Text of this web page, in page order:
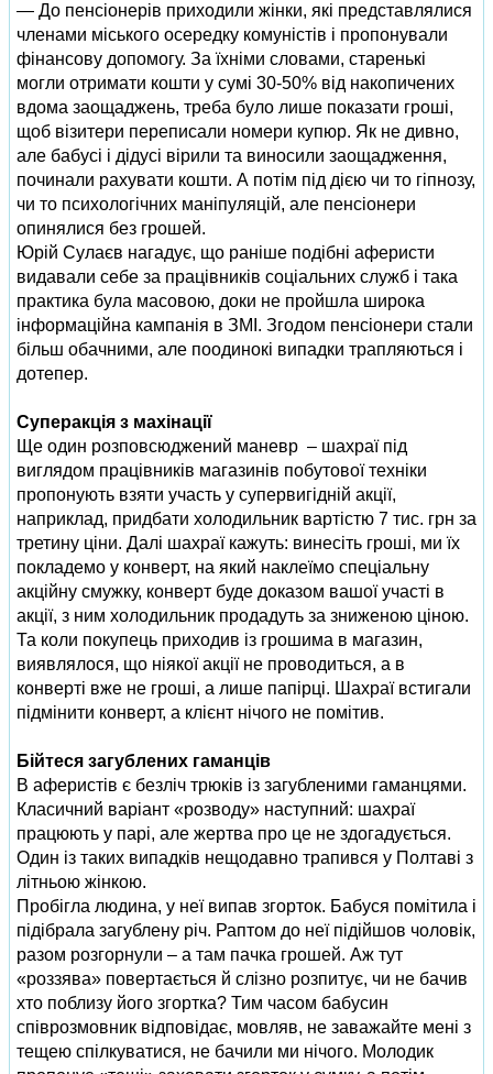
— До пенсіонерів приходили жінки, які представлялися
членами міського осередку комуністів і пропонували
фінансову допомогу. За їхніми словами, старенькі
могли отримати кошти у сумі 30-50% від накопичених
вдома заощаджень, треба було лише показати гроші,
щоб візитери переписали номери купюр. Як не дивно,
але бабусі і дідусі вірили та виносили заощадження,
починали рахувати кошти. А потім під дією чи то гіпнозу,
чи то психологічних маніпуляцій, але пенсіонери
опинялися без грошей.
Юрій Сулаєв нагадує, що раніше подібні аферисти
видавали себе за працівників соціальних служб і така
практика була масовою, доки не пройшла широка
інформаційна кампанія в ЗМІ. Згодом пенсіонери стали
більш обачними, але поодинокі випадки трапляються і
дотепер.
Суперакція з махінації
Ще один розповсюджений маневр – шахраї під
виглядом працівників магазинів побутової техніки
пропонують взяти участь у супервигідній акції,
наприклад, придбати холодильник вартістю 7 тис. грн за
третину ціни. Далі шахраї кажуть: винесіть гроші, ми їх
покладемо у конверт, на який наклеїмо спеціальну
акційну смужку, конверт буде доказом вашої участі в
акції, з ним холодильник продадуть за зниженою ціною.
Та коли покупець приходив із грошима в магазин,
виявлялося, що ніякої акції не проводиться, а в
конверті вже не гроші, а лише папірці. Шахраї встигали
підмінити конверт, а клієнт нічого не помітив.
Бійтеся загублених гаманців
В аферистів є безліч трюків із загубленими гаманцями.
Класичний варіант «розводу» наступний: шахраї
працюють у парі, але жертва про це не здогадується.
Один із таких випадків нещодавно трапився у Полтаві з
літньою жінкою.
Пробігла людина, у неї випав згорток. Бабуся помітила і
підібрала загублену річ. Раптом до неї підійшов чоловік,
разом розгорнули – а там пачка грошей. Аж тут
«роззява» повертається й слізно розпитує, чи не бачив
хто поблизу його згортка? Тим часом бабусин
співрозмовник відповідає, мовляв, не заважайте мені з
тещею спілкуватися, не бачили ми нічого. Молодик